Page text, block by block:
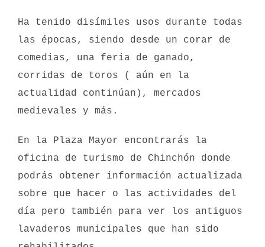
Ha tenido disímiles usos durante todas
las épocas, siendo desde un corar de
comedias, una feria de ganado,
corridas de toros ( aún en la
actualidad continúan), mercados
medievales y más.
En la Plaza Mayor encontrarás la
oficina de turismo de Chinchón donde
podrás obtener información actualizada
sobre que hacer o las actividades del
día pero también para ver los antiguos
lavaderos municipales que han sido